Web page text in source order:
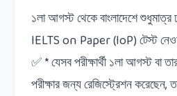
১লা আগস্ট থেকে বাংলাদেশে শুধুমাত্র
IELTS on Paper (IoP) টেস্ট
✅ * যেসব পরীক্ষার্থী ১লা আগস্ট
পরীক্ষার জন্য রেজিস্ট্রেশন করেছেন,